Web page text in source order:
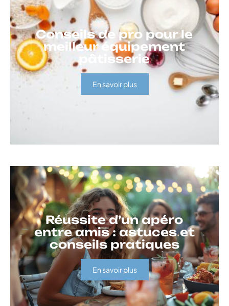
Conseils de pro pour le
meilleur équipement
pâtisserie
En savoir plus
Réussite d’un apéro
entre amis : astuces et
conseils pratiques
En savoir plus